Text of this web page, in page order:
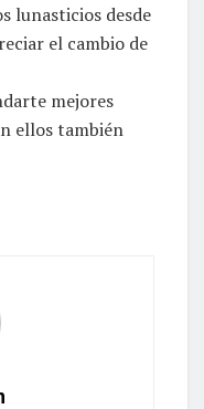
lunasticios desde
el cambio de
mejores
ellos también